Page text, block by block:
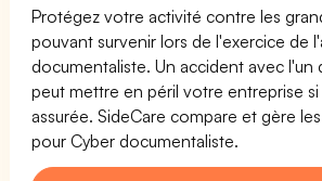
Protégez votre activité contre les
pouvant survenir lors de l'exercice de
documentaliste. Un accident avec l'un
peut mettre en péril votre entreprise si
assurée. SideCare compare et gère
pour Cyber documentaliste.